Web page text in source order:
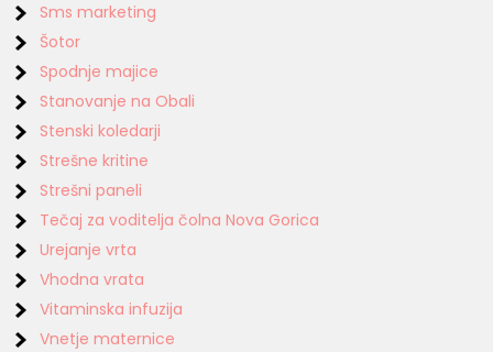
Sms marketing
Šotor
Spodnje majice
Stanovanje na Obali
Stenski koledarji
Strešne kritine
Strešni paneli
Tečaj za voditelja čolna Nova Gorica
Urejanje vrta
Vhodna vrata
Vitaminska infuzija
Vnetje maternice